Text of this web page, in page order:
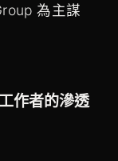
為主謀
作者的滲透